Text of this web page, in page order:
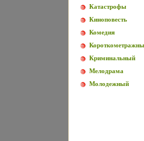
Катастрофы
Киноповесть
Комедия
Криминальный
Мелодрама
Молодежный